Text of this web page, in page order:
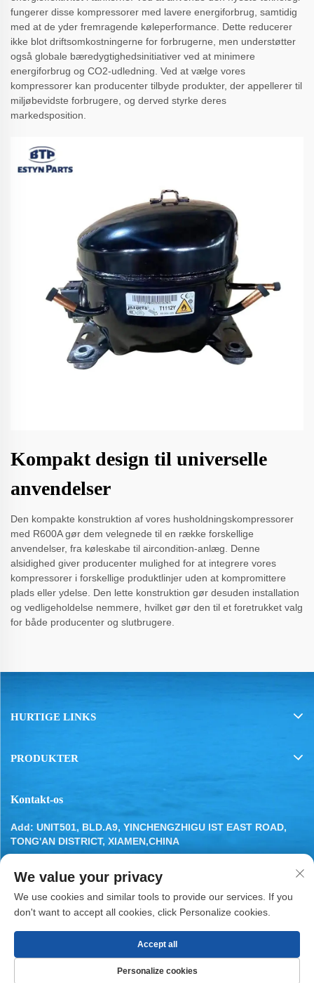
fungerer disse kompressorer med lavere energiforbrug, samtidig
med at de yder fremragende køleperformance. Dette reducerer
ikke blot driftsomkostningerne for forbrugerne, men understøtter
også globale bæredygtighedsinitiativer ved at minimere
energiforbrug og CO2-udledning. Ved at vælge vores
kompressorer kan producenter tilbyde produkter, der appellerer til
miljøbevidste forbrugere, og derved styrke deres
markedsposition.
Kompakt design til universelle
anvendelser
Den kompakte konstruktion af vores husholdningskompressorer
med R600A gør dem velegnede til en række forskellige
anvendelser, fra køleskabe til aircondition-anlæg. Denne
alsidighed giver producenter mulighed for at integrere vores
kompressorer i forskellige produktlinjer uden at kompromittere
plads eller ydelse. Den lette konstruktion gør desuden installation
og vedligeholdelse nemmere, hvilket gør den til et foretrukket valg
for både producenter og slutbrugere.
HURTIGE LINKS
PRODUKTER
Kontakt-os
Add: UNIT501, BLD.A9, YINCHENGZHIGU IST EAST ROAD,
TONG'AN DISTRICT, XIAMEN,CHINA
[email protected]
Copyright © 2025 af XIAMEN BESTYN REFRIGERATION
PARTS CO., LTD. Privatlivspolitik
We value your privacy
We use cookies and similar tools to provide our services. If you
don't want to accept all cookies, click Personalize cookies.
Personalize cookies
Accept all